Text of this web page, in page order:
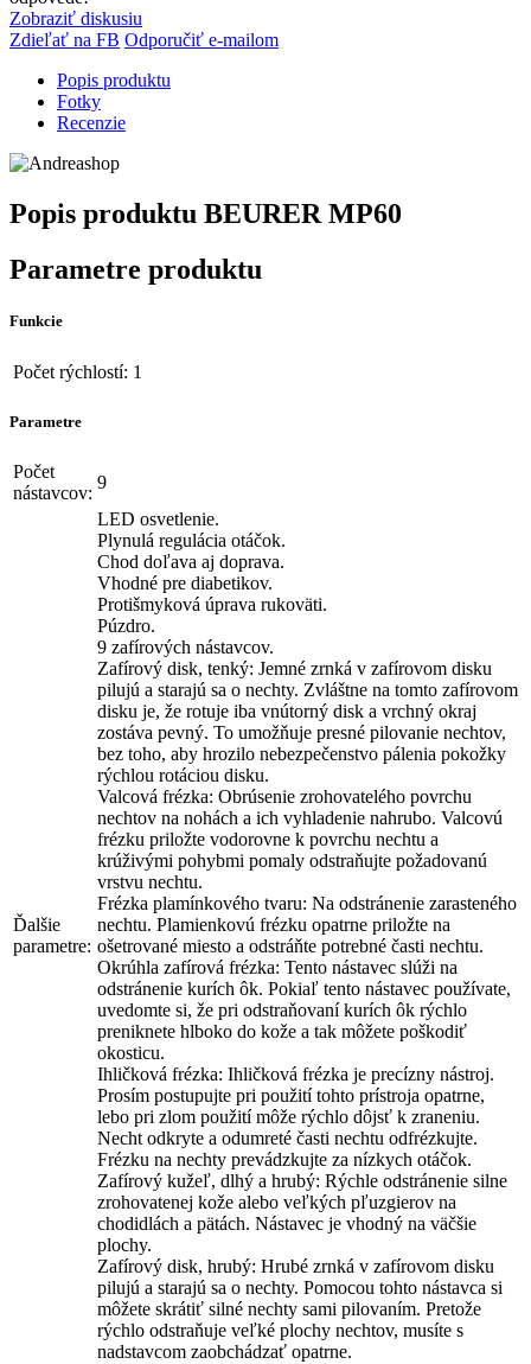
Zobraziť diskusiu
Zdieľať na FB Odporučiť e-mailom
Popis produktu
Fotky
Recenzie
Popis produktu BEURER MP60
Parametre produktu
Funkcie
Počet rýchlostí: 1
Parametre
Počet
nástavcov:
9
Ďalšie
parametre:
LED osvetlenie.
Plynulá regulácia otáčok.
Chod doľava aj doprava.
Vhodné pre diabetikov.
Protišmyková úprava rukoväti.
Púzdro.
9 zafírových nástavcov.
Zafírový disk, tenký: Jemné zrnká v zafírovom disku
pilujú a starajú sa o nechty. Zvláštne na tomto zafírovom
disku je, že rotuje iba vnútorný disk a vrchný okraj
zostáva pevný. To umožňuje presné pilovanie nechtov,
bez toho, aby hrozilo nebezpečenstvo pálenia pokožky
rýchlou rotáciou disku.
Valcová frézka: Obrúsenie zrohovatelého povrchu
nechtov na nohách a ich vyhladenie nahrubo. Valcovú
frézku priložte vodorovne k povrchu nechtu a
krúživými pohybmi pomaly odstraňujte požadovanú
vrstvu nechtu.
Frézka plamínkového tvaru: Na odstránenie zarasteného
nechtu. Plamienkovú frézku opatrne priložte na
ošetrované miesto a odstráňte potrebné časti nechtu.
Okrúhla zafírová frézka: Tento nástavec slúži na
odstránenie kurích ôk. Pokiaľ tento nástavec používate,
uvedomte si, že pri odstraňovaní kurích ôk rýchlo
preniknete hlboko do kože a tak môžete poškodiť
okosticu.
Ihličková frézka: Ihličková frézka je precízny nástroj.
Prosím postupujte pri použití tohto prístroja opatrne,
lebo pri zlom použití môže rýchlo dôjsť k zraneniu.
Necht odkryte a odumreté časti nechtu odfrézkujte.
Frézku na nechty prevádzkujte za nízkych otáčok.
Zafírový kužeľ, dlhý a hrubý: Rýchle odstránenie silne
zrohovatenej kože alebo veľkých pľuzgierov na
chodidlách a pätách. Nástavec je vhodný na väčšie
plochy.
Zafírový disk, hrubý: Hrubé zrnká v zafírovom disku
pilujú a starajú sa o nechty. Pomocou tohto nástavca si
môžete skrátiť silné nechty sami pilovaním. Pretože
rýchlo odstraňuje veľké plochy nechtov, musíte s
nadstavcom zaobchádzať opatrne.